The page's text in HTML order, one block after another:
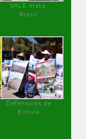
VALE mata,
Brasil
Defensoras de
Bolivia